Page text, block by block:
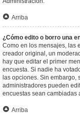
Arriba
¿Cómo edito o borro una
Como en los mensajes, las
creador original, un
hay que editar el primer
encuesta. Si nadie ha
las opciones. Sin
administradores pueden
encuestas sean cambiadas
Arriba